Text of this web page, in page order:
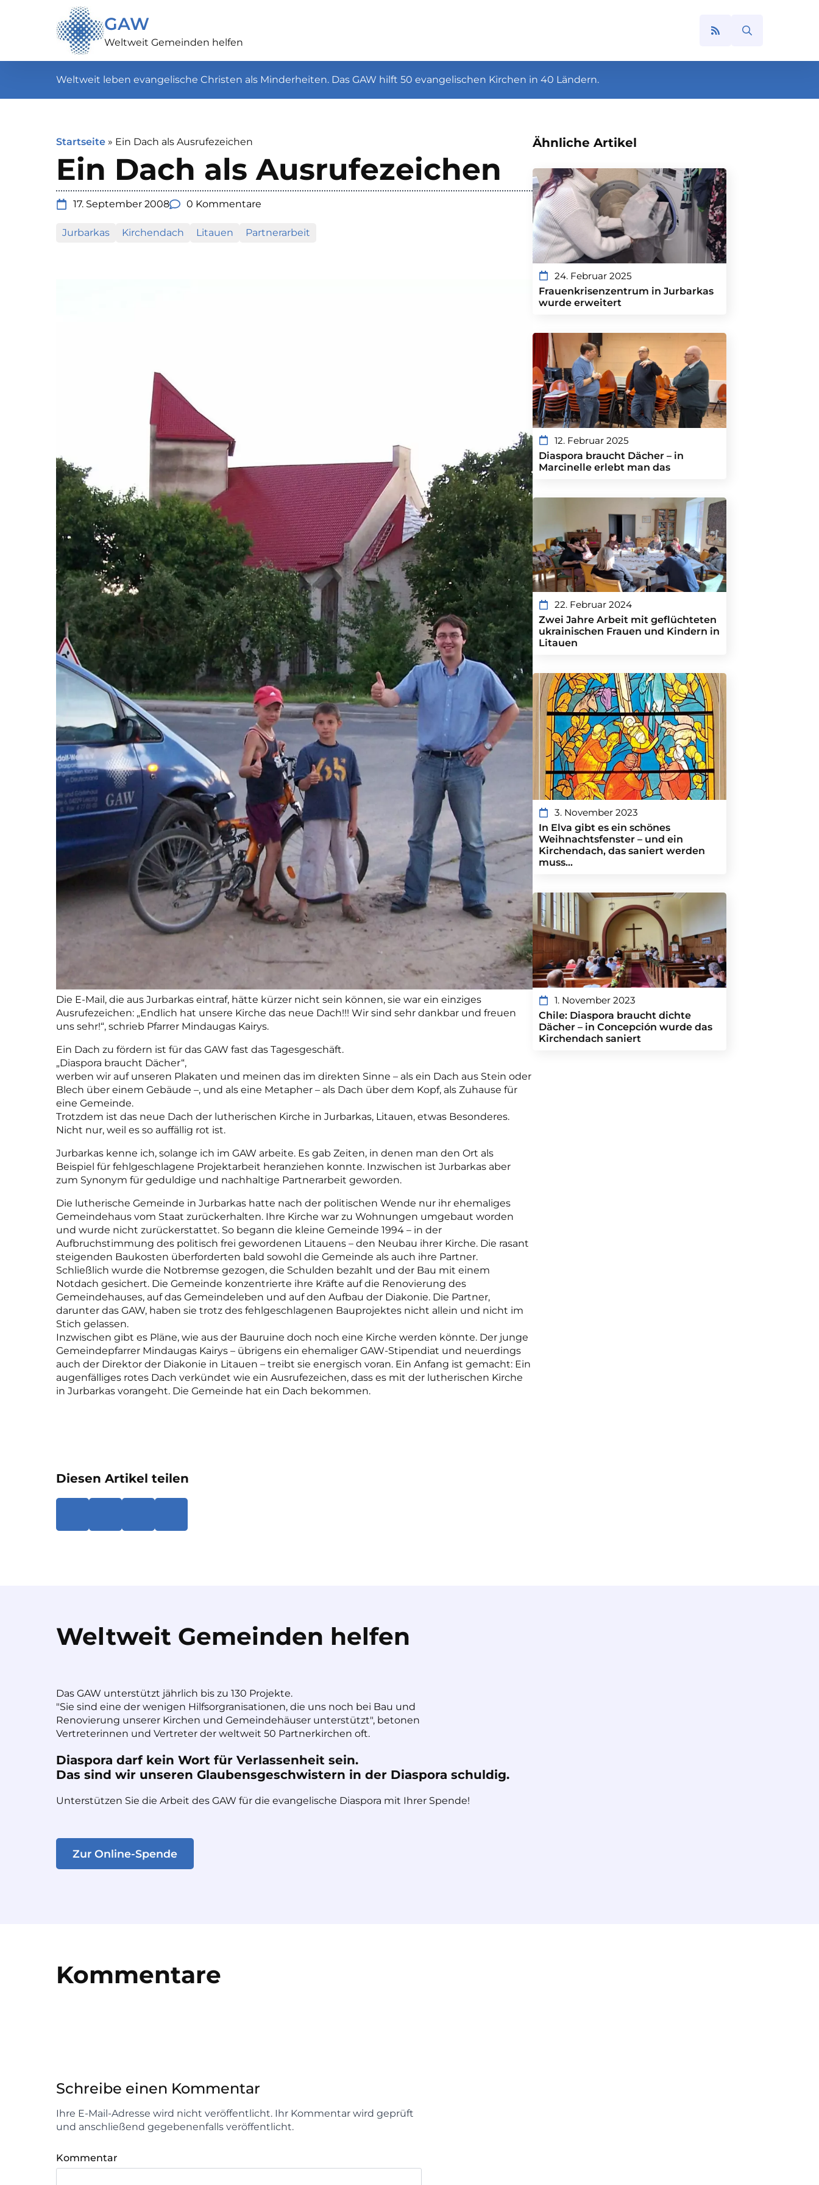
GAW
Weltweit Gemeinden helfen
Weltweit leben evangelische Christen als Minderheiten. Das GAW hilft 50 evangelischen Kirchen in 40 Ländern.
Startseite » Ein Dach als Ausrufezeichen
Ein Dach als Ausrufezeichen
17. September 2008 0 Kommentare
Jurbarkas Kirchendach Litauen Partnerarbeit
Die E-Mail, die aus Jurbarkas eintraf, hätte kürzer nicht sein können, sie war ein einziges
Ausrufezeichen: „Endlich hat unsere Kirche das neue Dach!!! Wir sind sehr dankbar und freuen
uns sehr!“, schrieb Pfarrer Mindaugas Kairys.
Ein Dach zu fördern ist für das GAW fast das Tagesgeschäft.
„Diaspora braucht Dächer“,
werben wir auf unseren Plakaten und meinen das im direkten Sinne – als ein Dach aus Stein oder
Blech über einem Gebäude –, und als eine Metapher – als Dach über dem Kopf, als Zuhause für
eine Gemeinde.
Trotzdem ist das neue Dach der lutherischen Kirche in Jurbarkas, Litauen, etwas Besonderes.
Nicht nur, weil es so auffällig rot ist.
Jurbarkas kenne ich, solange ich im GAW arbeite. Es gab Zeiten, in denen man den Ort als
Beispiel für fehlgeschlagene Projektarbeit heranziehen konnte. Inzwischen ist Jurbarkas aber
zum Synonym für geduldige und nachhaltige Partnerarbeit geworden.
Die lutherische Gemeinde in Jurbarkas hatte nach der politischen Wende nur ihr ehemaliges
Gemeindehaus vom Staat zurückerhalten. Ihre Kirche war zu Wohnungen umgebaut worden
und wurde nicht zurückerstattet. So begann die kleine Gemeinde 1994 – in der
Aufbruchstimmung des politisch frei gewordenen Litauens – den Neubau ihrer Kirche. Die rasant
steigenden Baukosten überforderten bald sowohl die Gemeinde als auch ihre Partner.
Schließlich wurde die Notbremse gezogen, die Schulden bezahlt und der Bau mit einem
Notdach gesichert. Die Gemeinde konzentrierte ihre Kräfte auf die Renovierung des
Gemeindehauses, auf das Gemeindeleben und auf den Aufbau der Diakonie. Die Partner,
darunter das GAW, haben sie trotz des fehlgeschlagenen Bauprojektes nicht allein und nicht im
Stich gelassen.
Inzwischen gibt es Pläne, wie aus der Bauruine doch noch eine Kirche werden könnte. Der junge
Gemeindepfarrer Mindaugas Kairys – übrigens ein ehemaliger GAW-Stipendiat und neuerdings
auch der Direktor der Diakonie in Litauen – treibt sie energisch voran. Ein Anfang ist gemacht: Ein
augenfälliges rotes Dach verkündet wie ein Ausrufezeichen, dass es mit der lutherischen Kirche
in Jurbarkas vorangeht. Die Gemeinde hat ein Dach bekommen.
Diesen Artikel teilen
Ähnliche Artikel
24. Februar 2025
Frauenkrisenzentrum in Jurbarkas
wurde erweitert
12. Februar 2025
Diaspora braucht Dächer – in
Marcinelle erlebt man das
22. Februar 2024
Zwei Jahre Arbeit mit geflüchteten
ukrainischen Frauen und Kindern in
Litauen
3. November 2023
In Elva gibt es ein schönes
Weihnachtsfenster – und ein
Kirchendach, das saniert werden
muss…
1. November 2023
Chile: Diaspora braucht dichte
Dächer – in Concepción wurde das
Kirchendach saniert
Weltweit Gemeinden helfen
Das GAW unterstützt jährlich bis zu 130 Projekte.
"Sie sind eine der wenigen Hilfsorgranisationen, die uns noch bei Bau und
Renovierung unserer Kirchen und Gemeindehäuser unterstützt", betonen
Vertreterinnen und Vertreter der weltweit 50 Partnerkirchen oft.
Diaspora darf kein Wort für Verlassenheit sein.
Das sind wir unseren Glaubensgeschwistern in der Diaspora schuldig.
Unterstützen Sie die Arbeit des GAW für die evangelische Diaspora mit Ihrer Spende!
Zur Online-Spende
Kommentare
Schreibe einen Kommentar
Ihre E-Mail-Adresse wird nicht veröffentlicht. Ihr Kommentar wird geprüft
und anschließend gegebenenfalls veröffentlicht.
Kommentar